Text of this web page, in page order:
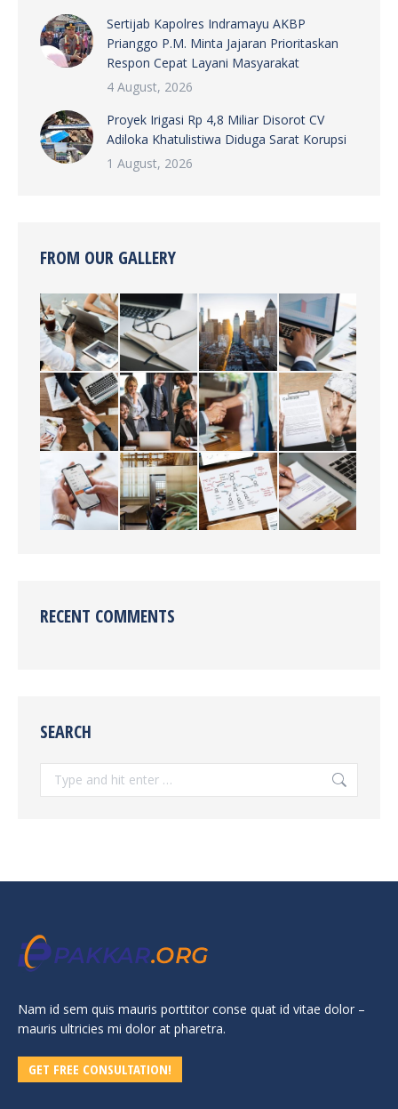
Sertijab Kapolres Indramayu AKBP
Prianggo P.M. Minta Jajaran Prioritaskan
Respon Cepat Layani Masyarakat
4 August, 2026
Proyek Irigasi Rp 4,8 Miliar Disorot CV
Adiloka Khatulistiwa Diduga Sarat Korupsi
1 August, 2026
FROM OUR GALLERY
RECENT COMMENTS
SEARCH
Search:
Nam id sem quis mauris porttitor conse quat id vitae dolor –
mauris ultricies mi dolor at pharetra.
GET FREE CONSULTATION!